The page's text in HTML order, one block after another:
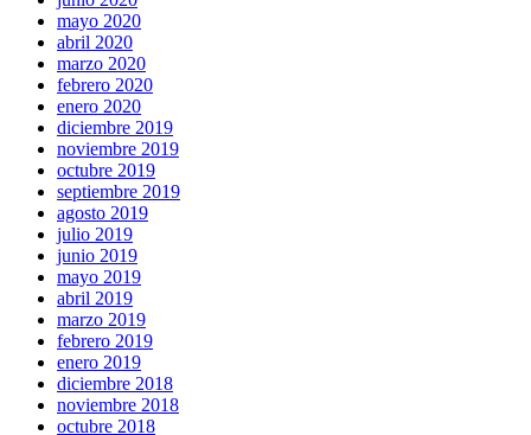
mayo 2020
abril 2020
marzo 2020
febrero 2020
enero 2020
diciembre 2019
noviembre 2019
octubre 2019
septiembre 2019
agosto 2019
julio 2019
junio 2019
mayo 2019
abril 2019
marzo 2019
febrero 2019
enero 2019
diciembre 2018
noviembre 2018
octubre 2018